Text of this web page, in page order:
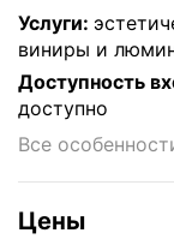
Услуги:
виниры и
Доступность
доступно
Все
Цены